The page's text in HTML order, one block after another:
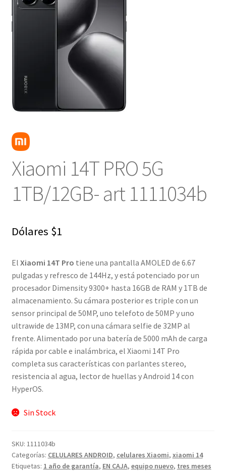
NOSOTROS
Xiaomi 14T PRO 5G
1TB/12GB- art 1111034b
Dólares $1
El Xiaomi 14T Pro tiene una pantalla AMOLED de 6.67
pulgadas y refresco de 144Hz, y está potenciado por un
procesador Dimensity 9300+ hasta 16GB de RAM y 1TB de
almacenamiento. Su cámara posterior es triple con un
sensor principal de 50MP, uno telefoto de 50MP y uno
ultrawide de 13MP, con una cámara selfie de 32MP al
frente. Alimentado por una batería de 5000 mAh de carga
rápida por cable e inalámbrica, el Xiaomi 14T Pro
completa sus características con parlantes stereo,
resistencia al agua, lector de huellas y Android 14 con
HyperOS.
Sin Stock
SKU: 1111034b
Categorías: CELULARES ANDROID, celulares Xiaomi, xiaomi 14
Etiquetas: 1 año de garantía, EN CAJA, equipo nuevo, tres meses